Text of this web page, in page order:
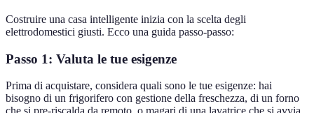
Costruire una casa intelligente inizia con la scelta degli
elettrodomestici giusti. Ecco una guida passo-passo:
Passo 1: Valuta le tue esigenze
Prima di acquistare, considera quali sono le tue esigenze: hai
bisogno di un frigorifero con gestione della freschezza, di un forno